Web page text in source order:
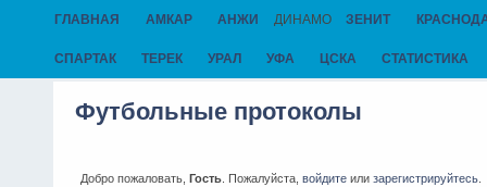
ГЛАВНАЯ АМКАР АНЖИ ДИНАМО ЗЕНИТ
СПАРТАК ТЕРЕК УРАЛ УФА ЦСКА СТАТИСТИКА
Футбольные протоколы
Добро пожаловать, Гость . Пожалуйста, войдите или зарегистрируйтесь